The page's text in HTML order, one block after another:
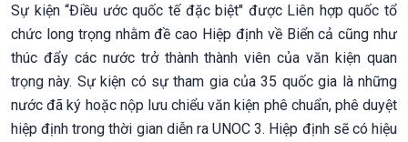
Sự kiện “Điều ước quốc tế đặc biệt" được Liên hợp quốc tổ
chức long trọng nhằm đề cao Hiệp định về Biển cả cũng như
thúc đẩy các nước trở thành thành viên của văn kiện quan
trọng này. Sự kiện có sự tham gia của 35 quốc gia là những
nước đã ký hoặc nộp lưu chiểu văn kiện phê chuẩn, phê duyệt
hiệp định trong thời gian diễn ra UNOC 3. Hiệp định sẽ có hiệu